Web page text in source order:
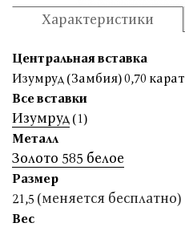
Характеристики
Центральная вставка
Изумруд (Замбия) 0,70 карат
Все вставки
Изумруд (1)
Металл
Золото 585 белое
Размер
21,5 (меняется бесплатно)
Вес